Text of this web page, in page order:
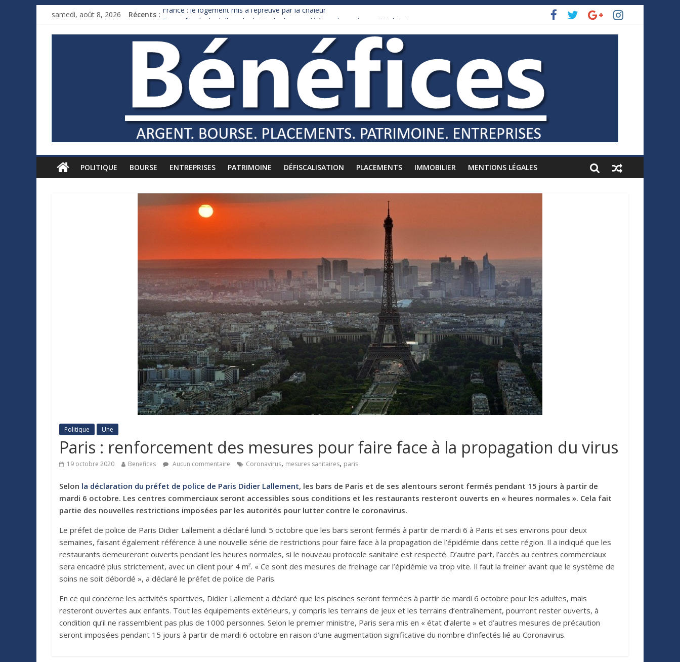
samedi, août 8, 2026 Récents : France : le logement mis à l’épreuve par la chaleur
Royaume-Uni : Andy Burnham recule sur l’impôt
Xavier Niel, le milliardaire qui ne touche presque rien
Ruée des fortunes russes vers l’étranger
POLITIQUE BOURSE ENTREPRISES PATRIMOINE DÉFISCALISATION PLACEMENTS IMMOBILIER MENTIONS LÉGALES
Politique Une
Paris : renforcement des mesures pour faire face à la propagation du virus
19 octobre 2020 Benefices Aucun commentaire Coronavirus, mesures sanitaires, paris
Selon la déclaration du préfet de police de Paris Didier Lallement, les bars de Paris et de ses alentours seront fermés pendant 15 jours à partir de
mardi 6 octobre. Les centres commerciaux seront accessibles sous conditions et les restaurants resteront ouverts en « heures normales ». Cela fait
partie des nouvelles restrictions imposées par les autorités pour lutter contre le coronavirus.
Le préfet de police de Paris Didier Lallement a déclaré lundi 5 octobre que les bars seront fermés à partir de mardi 6 à Paris et ses environs pour deux
semaines, faisant également référence à une nouvelle série de restrictions pour faire face à la propagation de l’épidémie dans cette région. Il a indiqué que les
restaurants demeureront ouverts pendant les heures normales, si le nouveau protocole sanitaire est respecté. D’autre part, l’accès au centres commerciaux
sera encadré plus strictement, avec un client pour 4 m². « Ce sont des mesures de freinage car l’épidémie va trop vite. Il faut la freiner avant que le système de
soins ne soit débordé », a déclaré le préfet de police de Paris.
En ce qui concerne les activités sportives, Didier Lallement a déclaré que les piscines seront fermées à partir de mardi 6 octobre pour les adultes, mais
resteront ouvertes aux enfants. Tout les équipements extérieurs, y compris les terrains de jeux et les terrains d’entraînement, pourront rester ouverts, à
condition qu’il ne rassemblent pas plus de 1000 personnes. Selon le premier ministre, Paris sera mis en « état d’alerte » et d’autres mesures de précaution
seront imposées pendant 15 jours à partir de mardi 6 octobre en raison d’une augmentation significative du nombre d’infectés lié au Coronavirus.